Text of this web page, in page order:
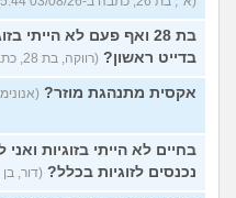
בת 28 ואף פעם לא
בדייט ראשון? (רווקה, בת 28, כתבה ב-03/08/26 15:23)
אקסית מתנהגת מוזר? (אנונימי, בן 33, כתב ב-
בחיים לא הייתי בזוגיות
נכנסים לזוגיות בכלל? (דור, בן 25, כתב ב-29/07/26 18:43)